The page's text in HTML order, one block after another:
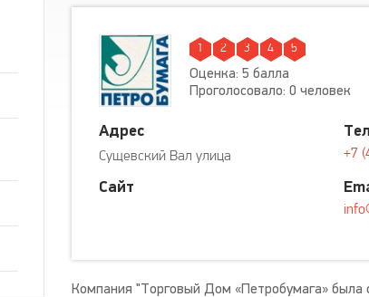
1 2 3 4 5
Оценка: 5 балла
Проголосовало: 0 человек
Адрес
Сущевский Вал улица +7
Сайт
Компания "Торговый Дом «Петробумага» была